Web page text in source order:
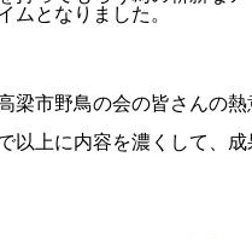
ムとなりました。
梁市野鳥の会の皆さんの
以上に内容を濃くして、成